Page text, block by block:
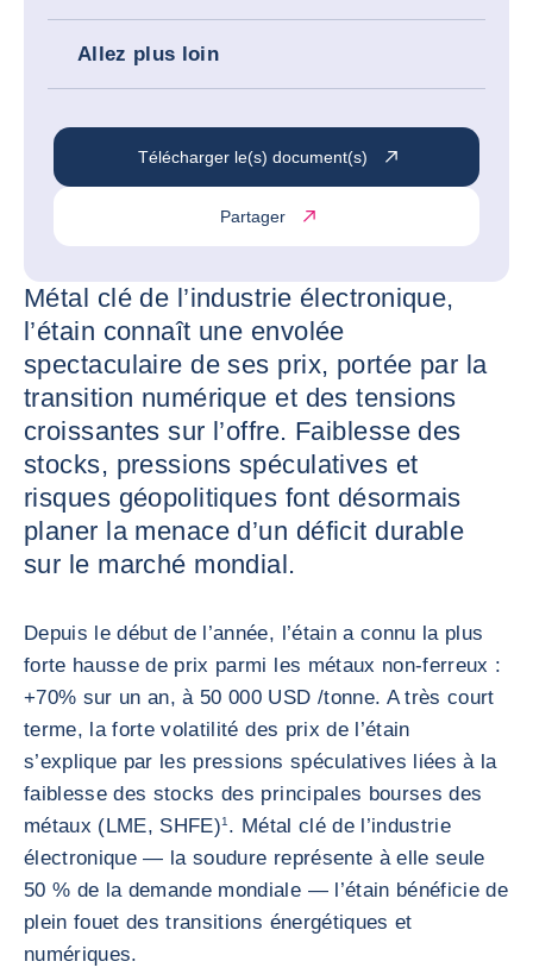
Allez plus loin
Télécharger le(s) document(s)
Partager
Métal clé de l’industrie électronique,
l’étain connaît une envolée
spectaculaire de ses prix, portée par la
transition numérique et des tensions
croissantes sur l’offre. Faiblesse des
stocks, pressions spéculatives et
risques géopolitiques font désormais
planer la menace d’un déficit durable
sur le marché mondial.
Depuis le début de l’année, l’étain a connu la plus
forte hausse de prix parmi les métaux non-ferreux :
+70% sur un an, à 50 000 USD /tonne. A très court
terme, la forte volatilité des prix de l’étain
s’explique par les pressions spéculatives liées à la
faiblesse des stocks des principales bourses des
métaux (LME, SHFE)1 . Métal clé de l’industrie
électronique — la soudure représente à elle seule
50 % de la demande mondiale — l’étain bénéficie de
plein fouet des transitions énergétiques et
numériques.